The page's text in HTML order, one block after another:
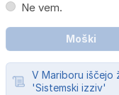
Ne vem.
Moški
V Mariboru iščejo
'Sistemski izziv'